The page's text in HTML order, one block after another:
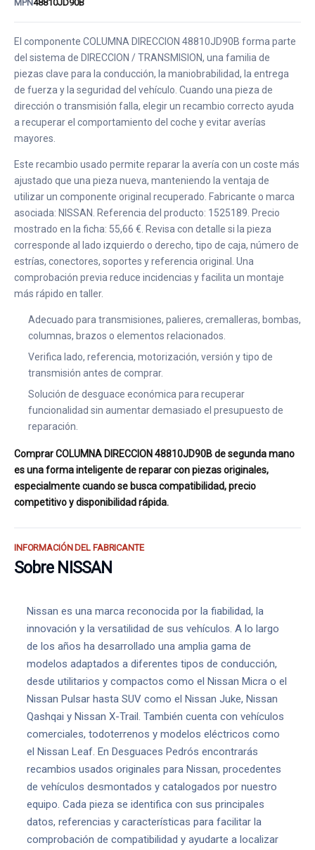
MPN48810JD90B
El componente COLUMNA DIRECCION 48810JD90B forma parte
del sistema de DIRECCION / TRANSMISION, una familia de
piezas clave para la conducción, la maniobrabilidad, la entrega
de fuerza y la seguridad del vehículo. Cuando una pieza de
dirección o transmisión falla, elegir un recambio correcto ayuda
a recuperar el comportamiento del coche y evitar averías
mayores.
Este recambio usado permite reparar la avería con un coste más
ajustado que una pieza nueva, manteniendo la ventaja de
utilizar un componente original recuperado. Fabricante o marca
asociada: NISSAN. Referencia del producto: 1525189. Precio
mostrado en la ficha: 55,66 €. Revisa con detalle si la pieza
corresponde al lado izquierdo o derecho, tipo de caja, número de
estrías, conectores, soportes y referencia original. Una
comprobación previa reduce incidencias y facilita un montaje
más rápido en taller.
Adecuado para transmisiones, palieres, cremalleras, bombas,
columnas, brazos o elementos relacionados.
Verifica lado, referencia, motorización, versión y tipo de
transmisión antes de comprar.
Solución de desguace económica para recuperar
funcionalidad sin aumentar demasiado el presupuesto de
reparación.
Comprar COLUMNA DIRECCION 48810JD90B de segunda mano
es una forma inteligente de reparar con piezas originales,
especialmente cuando se busca compatibilidad, precio
competitivo y disponibilidad rápida.
INFORMACIÓN DEL FABRICANTE
Sobre NISSAN
Nissan es una marca reconocida por la fiabilidad, la
innovación y la versatilidad de sus vehículos. A lo largo
de los años ha desarrollado una amplia gama de
modelos adaptados a diferentes tipos de conducción,
desde utilitarios y compactos como el Nissan Micra o el
Nissan Pulsar hasta SUV como el Nissan Juke, Nissan
Qashqai y Nissan X-Trail. También cuenta con vehículos
comerciales, todoterrenos y modelos eléctricos como
el Nissan Leaf. En Desguaces Pedrós encontrarás
recambios usados originales para Nissan, procedentes
de vehículos desmontados y catalogados por nuestro
equipo. Cada pieza se identifica con sus principales
datos, referencias y características para facilitar la
comprobación de compatibilidad y ayudarte a localizar